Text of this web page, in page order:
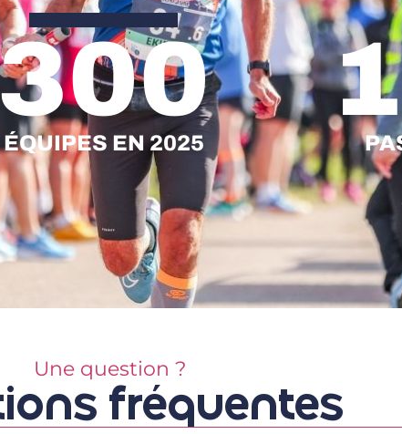
ÉQUIPES EN 2025
Une question ?
fréquentes